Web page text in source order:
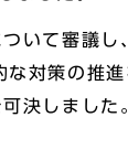
いて審議し
な対策の推
決しました